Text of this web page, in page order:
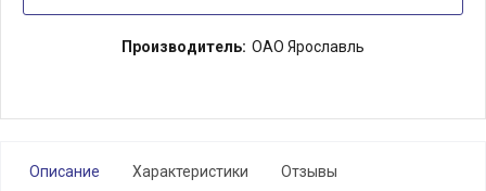
Производитель: ОАО Ярославль
Описание Характеристики Отзывы